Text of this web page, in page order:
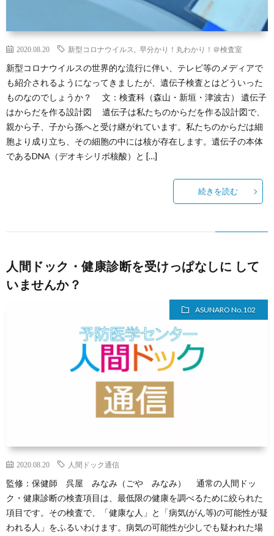
2020.08.20 新型コロナウイルス 早分かり！丸わかり！＠検査室
新型コロナウイルスの世界的な流行に伴い、テレビ等のメディアで
も紹介されるようになってきましたが、遺伝子検査とはどういった
ものなのでしょうか？ 文：検査科（森山・新垣・津波古） 遺伝子
はからだを作る設計図 遺伝子は私たちのからだを作る設計図で、
親から子、子から孫へと受け継がれています。私たちのからだは細
胞より成り立ち、その細胞の中には核が存在します。遺伝子の本体
であるDNA（デオキシリボ核酸）と […]
続きを読む
人間ドック・健康診断を受けっぱなしに して
いませんか？
ASUNARO No.102
2020.08.20 人間ドック通信
監修：保健師 呉屋 みなみ（ごや みなみ） 通常の人間ドッ
ク・健康診断の検査項目は、最低限の健康を調べるために絞られた
項目です。その検査で、「健康な人」と「病気(がん等)の可能性が疑
われる人」をふるいわけます。病気の可能性が少しでも疑われた場